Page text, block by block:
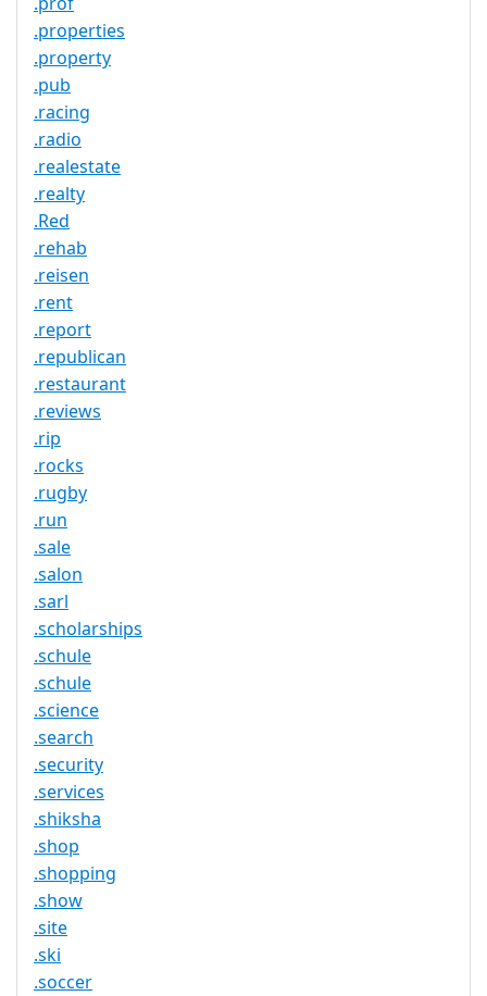
.properties
.property
.pub
.racing
.radio
.realestate
.realty
.Red
.rehab
.reisen
.rent
.report
.republican
.restaurant
.reviews
.rip
.rocks
.rugby
.run
.sale
.salon
.sarl
.scholarships
.schule
.schule
.science
.search
.security
.services
.shiksha
.shop
.shopping
.show
.site
.ski
.soccer